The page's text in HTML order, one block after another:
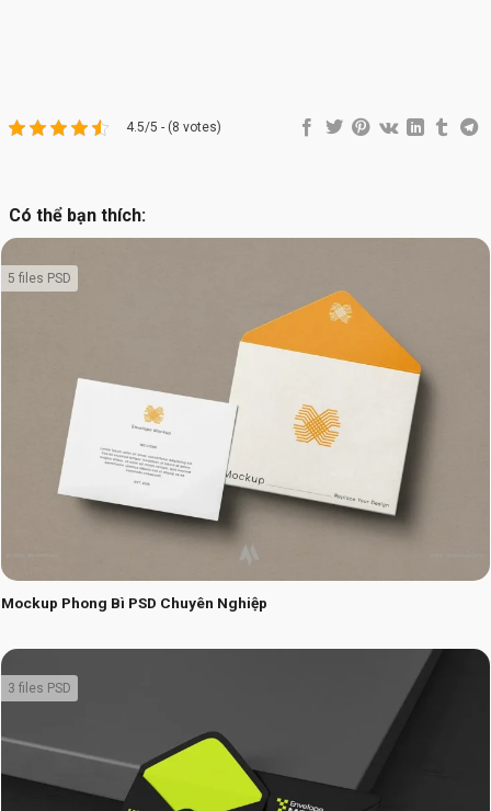
4.5/5 - (8 votes)
Có thể bạn thích:
Mockup Phong Bì PSD Chuyên Nghiệp
5 files PSD
3 files PSD